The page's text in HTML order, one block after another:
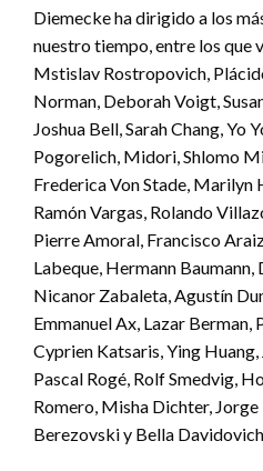
Diemecke ha dirigido a los
nuestro tiempo, entre los que
Mstislav Rostropovich,
Norman, Deborah Voigt,
Joshua Bell, Sarah Chang, Yo
Pogorelich, Midori, Shlomo
Frederica Von Stade, Marilyn
Ramón Vargas, Rolando
Pierre Amoral, Francisco
Labeque, Hermann
Nicanor Zabaleta, Agustín
Emmanuel Ax, Lazar
Cyprien Katsaris, Ying Huang,
Pascal Rogé, Rolf Smedvig,
Romero, Misha Dichter, Jorge
Berezovski y Bella Davidovich